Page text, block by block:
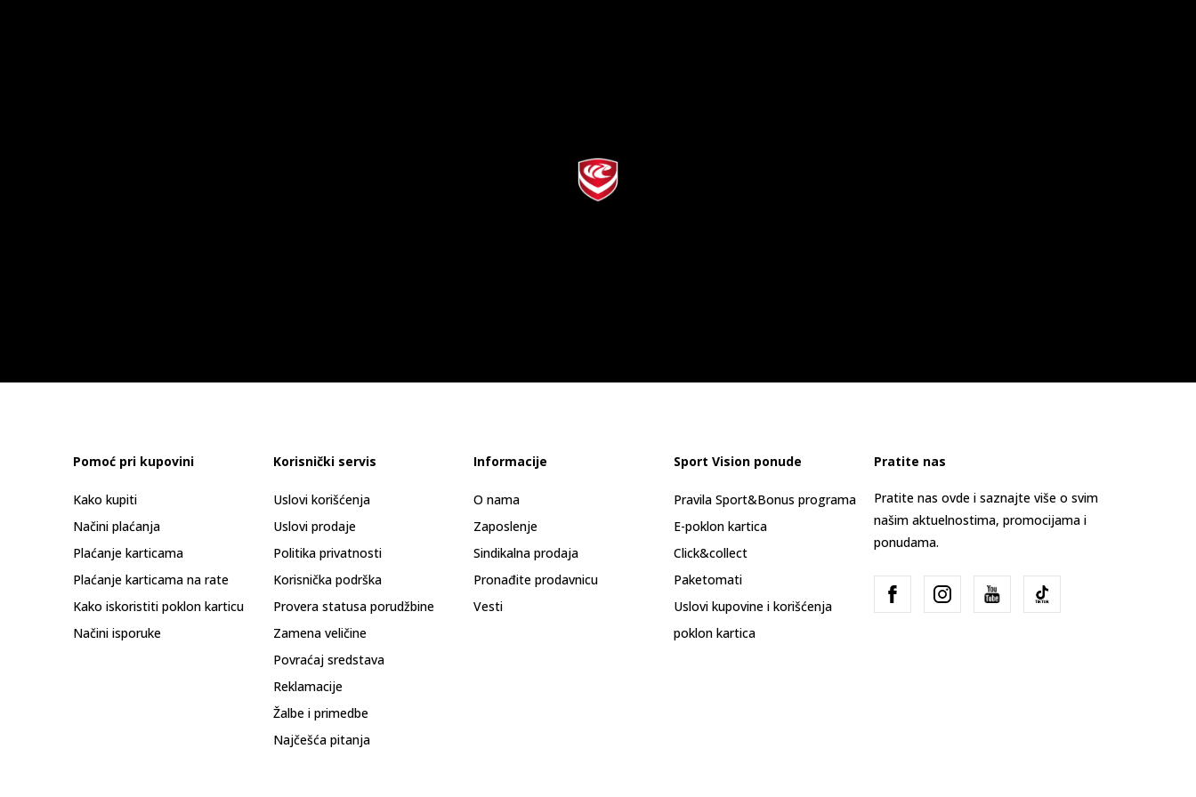
Pomoć pri kupovini
Kako kupiti
Načini plaćanja
Plaćanje karticama
Plaćanje karticama na rate
Kako iskoristiti poklon karticu
Načini isporuke
Korisnički servis
Uslovi korišćenja
Uslovi prodaje
Politika privatnosti
Korisnička podrška
Provera statusa porudžbine
Zamena veličine
Povraćaj sredstava
Reklamacije
Žalbe i primedbe
Najčešća pitanja
Informacije
O nama
Zaposlenje
Sindikalna prodaja
Pronađite prodavnicu
Vesti
Sport Vision ponude
Pravila Sport&Bonus programa
E-poklon kartica
Click&collect
Paketomati
Uslovi kupovine i korišćenja
poklon kartica
Pratite nas
Pratite nas ovde i saznajte više o svim
našim aktuelnostima, promocijama i
ponudama.